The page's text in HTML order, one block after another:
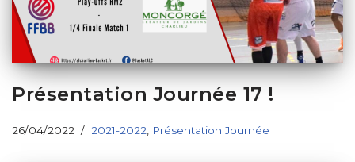
Présentation Journée 17 !
26/04/2022 2021-2022 Présentation Journée